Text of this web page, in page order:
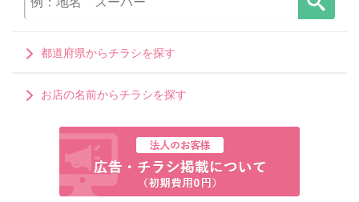
都道府県からチラシを探す
お店の名前からチラシを探す